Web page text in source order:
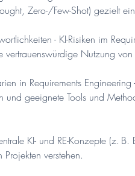
Zero-/Few-Shot) gezielt
- KI-Risiken im
vertrauenswürdige Nutzung von
in Requirements Engineering
und geeignete Tools und
KI- und RE-Konzepte (z.
verstehen.